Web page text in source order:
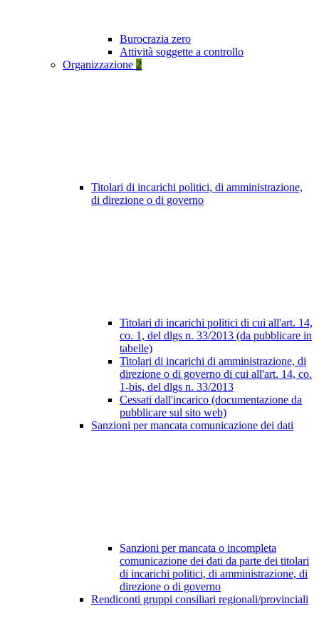
Burocrazia zero
Attività soggette a controllo
Organizzazione 2
Titolari di incarichi politici, di amministrazione,
di direzione o di governo
Titolari di incarichi politici di cui all'art. 14,
co. 1, del dlgs n. 33/2013 (da pubblicare in
tabelle)
Titolari di incarichi di amministrazione, di
direzione o di governo di cui all'art. 14, co.
1-bis, del dlgs n. 33/2013
Cessati dall'incarico (documentazione da
pubblicare sul sito web)
Sanzioni per mancata comunicazione dei dati
Sanzioni per mancata o incompleta
comunicazione dei dati da parte dei titolari
di incarichi politici, di amministrazione, di
direzione o di governo
Rendiconti gruppi consiliari regionali/provinciali